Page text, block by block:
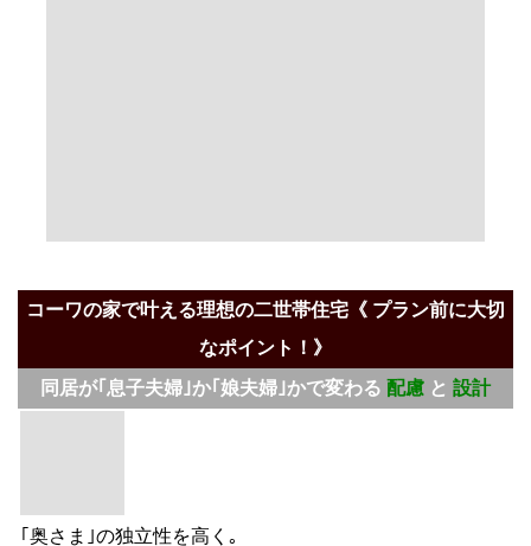
コーワの家で叶える理想の二世帯住宅《 プラン前に大切
なポイント！》
同居が｢息子夫婦｣か｢娘夫婦｣かで変わる 配慮 と 設計
｢奥さま｣の独立性を高く｡